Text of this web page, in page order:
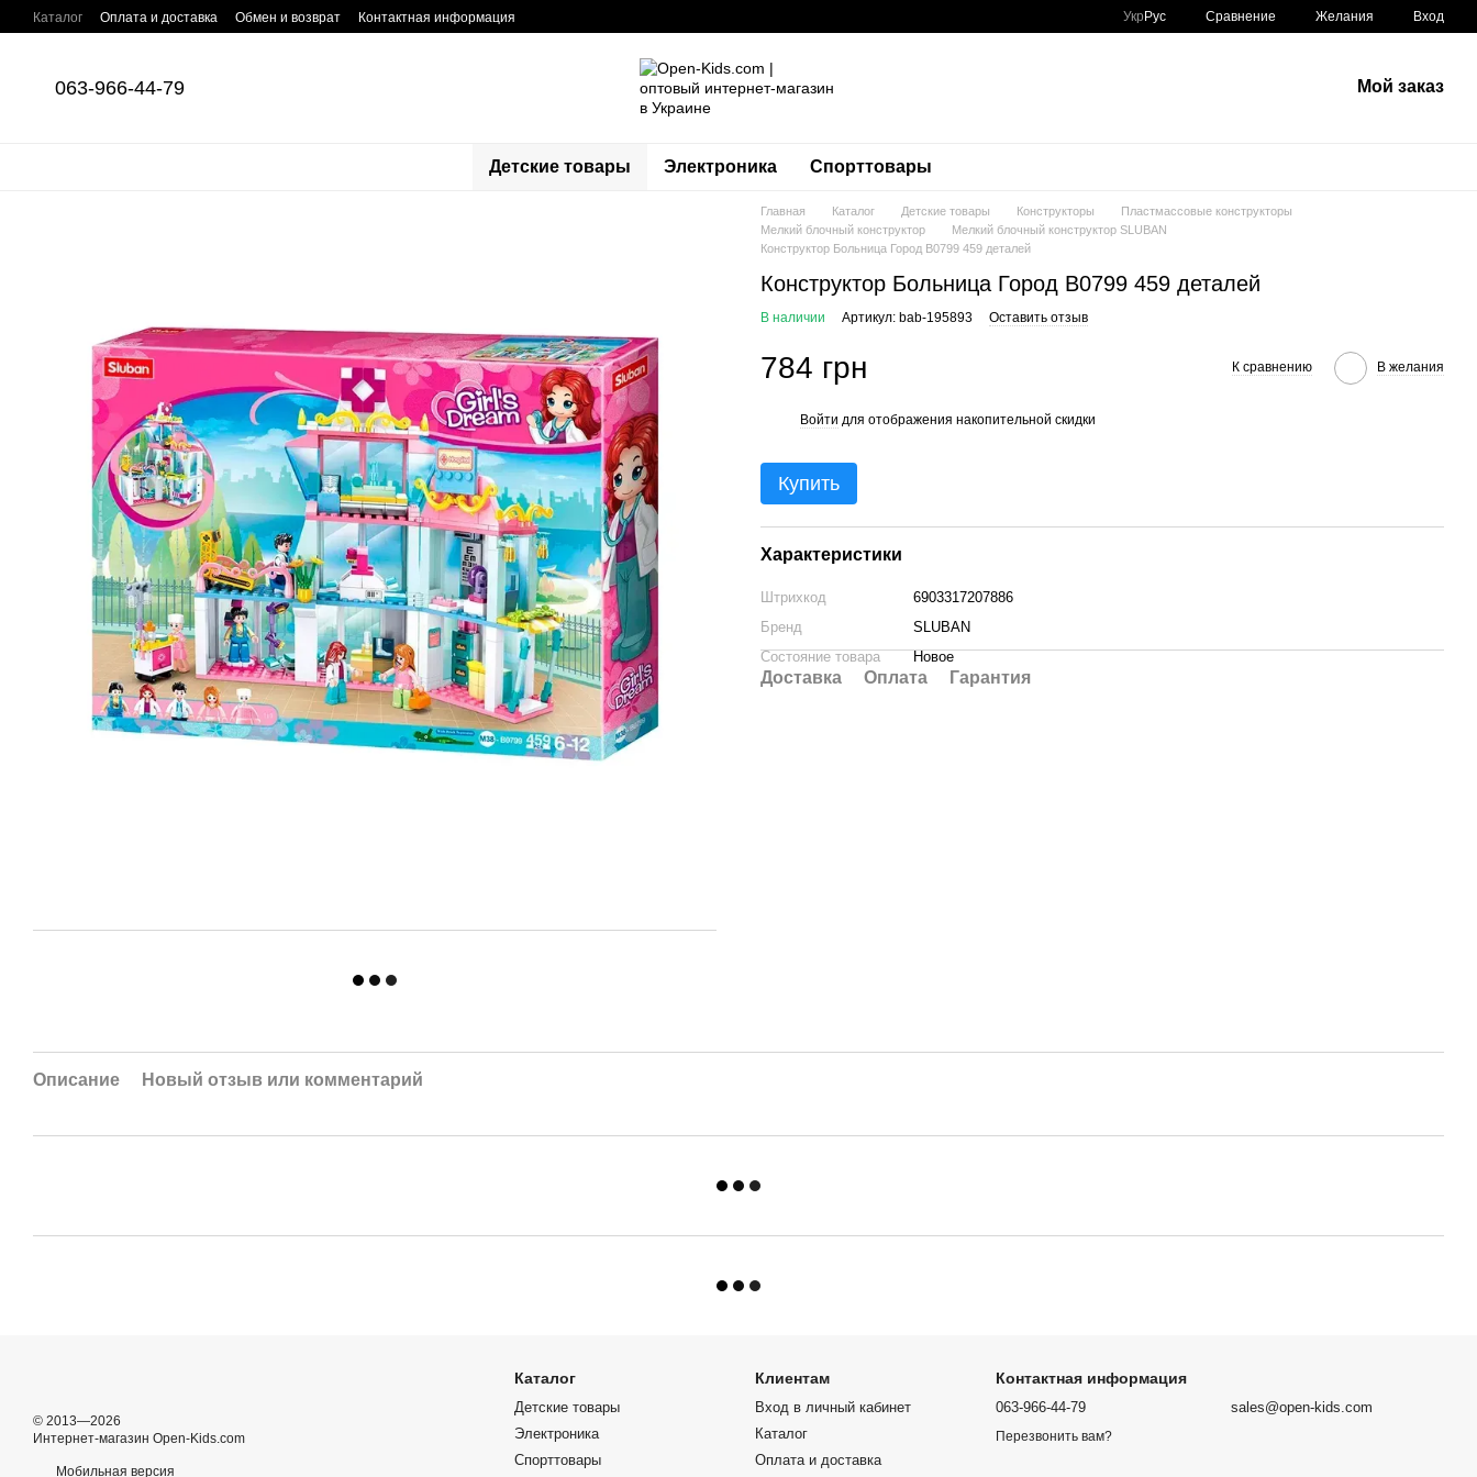
Перейти к основному контенту
Каталог Оплата и доставка Обмен и возврат Контактная информация Укр Рус Сравнение Желания Вход
063-966-44-79 Мой заказ
Детские товары Электроника Спорттовары
Главная Каталог Детские товары Конструкторы
Пластмассовые конструкторы
Мелкий блочный конструктор
Мелкий блочный конструктор SLUBAN
Конструктор Больница Город B0799 459 деталей
Конструктор Больница Город B0799 459 деталей
В наличии Артикул: bab-195893 Оставить отзыв
784 грн К сравнению В желания
Войти для отображения накопительной скидки
Купить
Характеристики
Штрихкод
6903317207886
Бренд
SLUBAN
Состояние товара
Новое
Доставка Оплата Гарантия
Описание Новый отзыв или комментарий
© 2013—2026
Интернет-магазин Open-Kids.com
Мобильная версия
Каталог
Детские товары
Электроника
Спорттовары
Клиентам
Вход в личный кабинет
Каталог
Оплата и доставка
Контактная информация
063-966-44-79
Перезвонить вам?
sales@open-kids.com